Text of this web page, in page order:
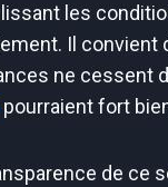
les
Il convient
ne cessent
pourraient fort
de ce